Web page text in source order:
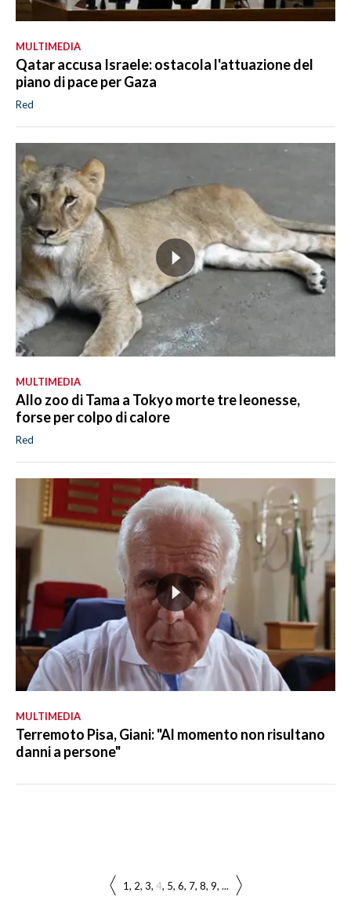
MULTIMEDIA
Qatar accusa Israele: ostacola l'attuazione del
piano di pace per Gaza
Red
MULTIMEDIA
Allo zoo di Tama a Tokyo morte tre leonesse,
forse per colpo di calore
Red
MULTIMEDIA
Terremoto Pisa, Giani: "Al momento non risultano
danni a persone"
1 2 3 4 5 6 7 8 9 ...